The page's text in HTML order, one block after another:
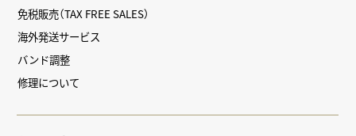
免税販売（TAX FREE SALES）
海外発送サービス
バンド調整
修理について